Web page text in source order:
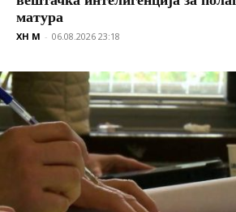
матура
XH M - 06.08.2026 23:18